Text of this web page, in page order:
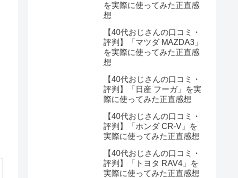
を実際に使ってみた正直感
想
【40代おじさんの口コミ・
評判】「マツダ MAZDA3」
を実際に使ってみた正直感
想
【40代おじさんの口コミ・
評判】「日産 フーガ」を実
際に使ってみた正直感想
【40代おじさんの口コミ・
評判】「ホンダ CR-V」を
実際に使ってみた正直感想
【40代おじさんの口コミ・
評判】「トヨタ RAV4」を
実際に使ってみた正直感想